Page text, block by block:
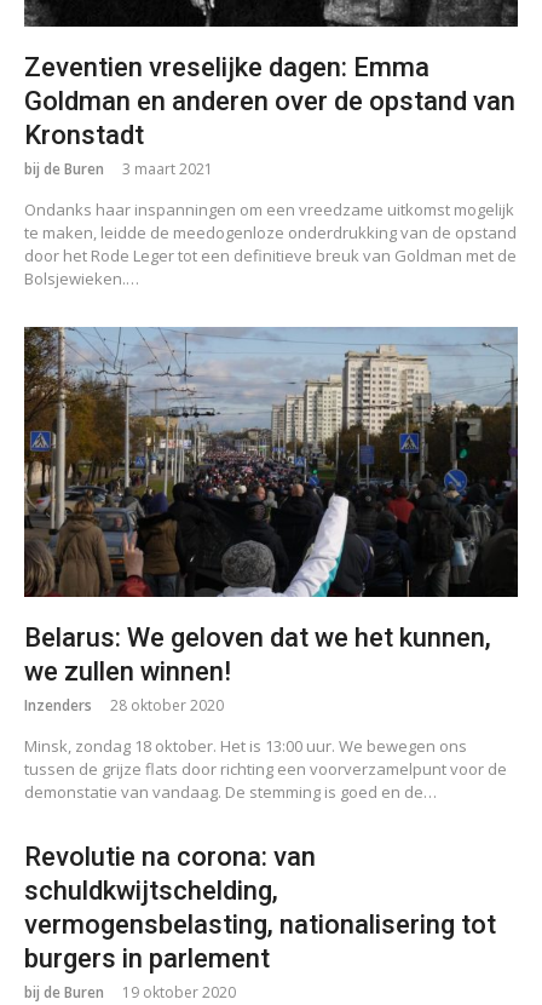
Zeventien vreselijke dagen: Emma
Goldman en anderen over de opstand van
Kronstadt
bij de Buren 3 maart 2021
Ondanks haar inspanningen om een vreedzame uitkomst mogelijk
te maken, leidde de meedogenloze onderdrukking van de opstand
door het Rode Leger tot een definitieve breuk van Goldman met de
Bolsjewieken.…
Belarus: We geloven dat we het kunnen,
we zullen winnen!
Inzenders 28 oktober 2020
Minsk, zondag 18 oktober. Het is 13:00 uur. We bewegen ons
tussen de grijze flats door richting een voorverzamelpunt voor de
demonstatie van vandaag. De stemming is goed en de…
Revolutie na corona: van
schuldkwijtschelding,
vermogensbelasting, nationalisering tot
burgers in parlement
bij de Buren 19 oktober 2020